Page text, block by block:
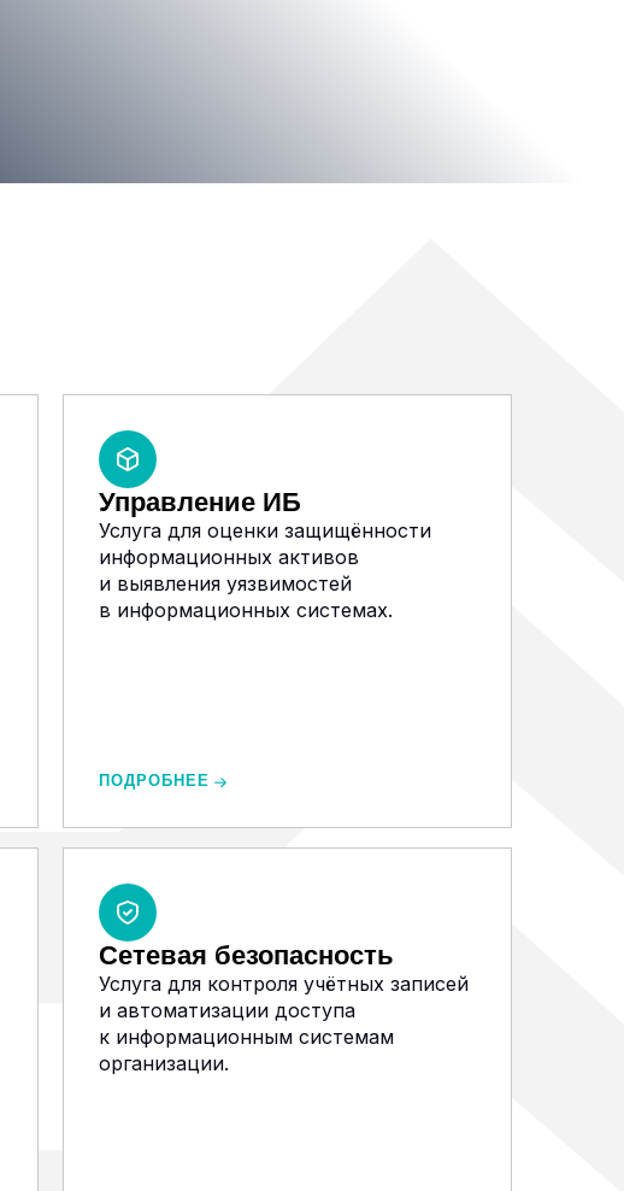
Управление ИБ
Услуга для оценки защищённости
информационных активов
и выявления уязвимостей
в информационных системах.
ПОДРОБНЕЕ
Сетевая безопасность
Услуга для контроля учётных записей
и автоматизации доступа
к информационным системам
организации.